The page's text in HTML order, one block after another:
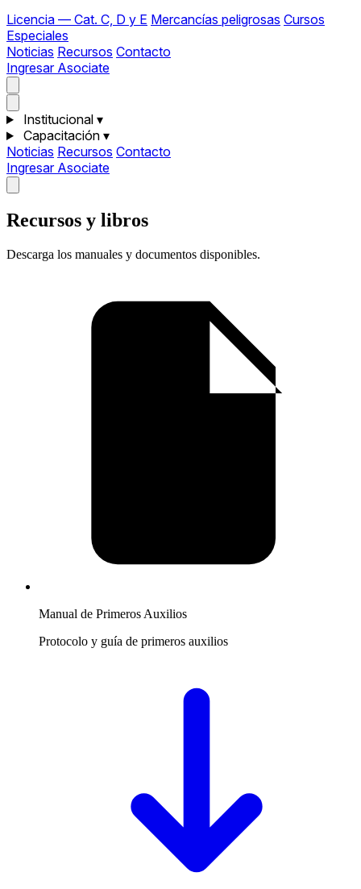
Licencia — Cat. C, D y E Mercancías peligrosas Cursos
Especiales
Noticias Recursos Contacto
Ingresar Asociate
Institucional ▾
Capacitación ▾
Noticias Recursos Contacto
Ingresar Asociate
Recursos y libros
Descarga los manuales y documentos disponibles.
Manual de Primeros Auxilios
Protocolo y guía de primeros auxilios